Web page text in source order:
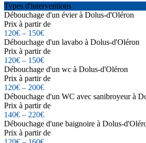
Types d'interventions
Débouchage d'un évier à Dolus-d'Oléron
Prix à partir de
120€ – 150€
Débouchage d'un lavabo à Dolus-d'Oléron
Prix à partir de
120€ – 150€
Débouchage d'un wc à Dolus-d'Oléron
Prix à partir de
120€ – 200€
Débouchage d'un WC avec sanibroyeur à
Prix à partir de
140€ – 220€
Débouchage d'une baignoire à Dolus-
Prix à partir de